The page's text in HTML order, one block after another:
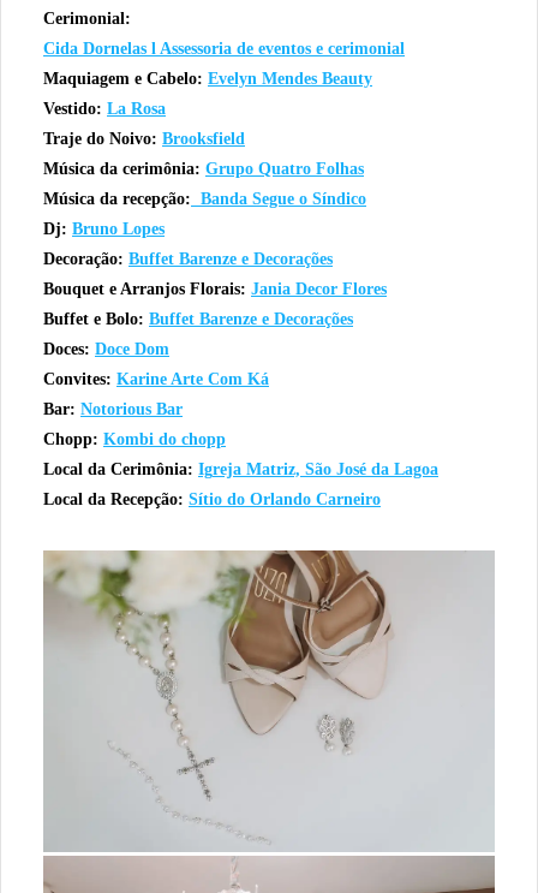
Cerimonial:
Cida Dornelas l Assessoria de eventos e cerimonial
Maquiagem e Cabelo: Evelyn Mendes Beauty
Vestido: La Rosa
Traje do Noivo: Brooksfield
Música da cerimônia: Grupo Quatro Folhas
Música da recepção: Banda Segue o Síndico
Dj: Bruno Lopes
Decoração: Buffet Barenze e Decorações
Bouquet e Arranjos Florais: Jania Decor Flores
Buffet e Bolo: Buffet Barenze e Decorações
Doces: Doce Dom
Convites: Karine Arte Com Ká
Bar: Notorious Bar
Chopp: Kombi do chopp
Local da Cerimônia: Igreja Matriz, São José da Lagoa
Local da Recepção: Sítio do Orlando Carneiro